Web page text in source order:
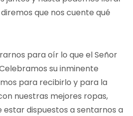
que nos cuente qué
para oír lo que el Señor
su inminente
para recibirlo y para la
nuestras mejores ropas,
estar dispuestos a sentarnos a